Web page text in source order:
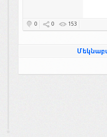
0
0 153